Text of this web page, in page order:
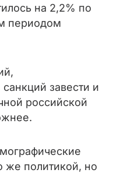
на 2,2% по
периодом
завести и
российской
же политикой, но